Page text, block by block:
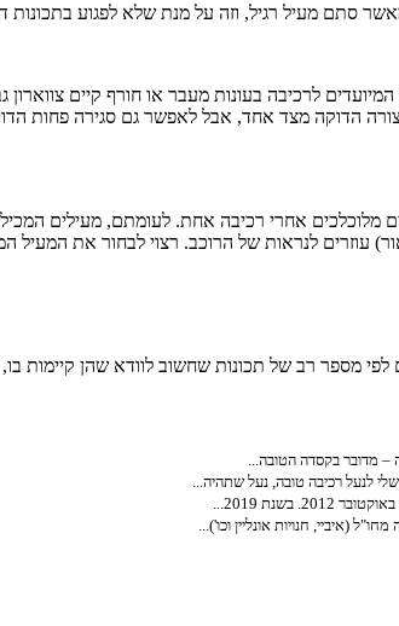
סתם מעיל רגיל, וזה על מנת שלא לפגוע
לרכיבה בעונות מעבר או חורף קיים
בצורה הדוקה מצד אחד, אבל לאפשר גם סגירה
מלוכלכים אחרי רכיבה אחת. לעומתם, מעילים
עוזרים לנראות של הרוכב. רצוי לבחור את
לפי מספר רב של תכונות שחשוב לוודא שהן קיימות
– מדובר בקסדה הטובה...
לנעל רכיבה טובה, נעל שתהיה...
(איביי, חנויות אונליין וכו')...